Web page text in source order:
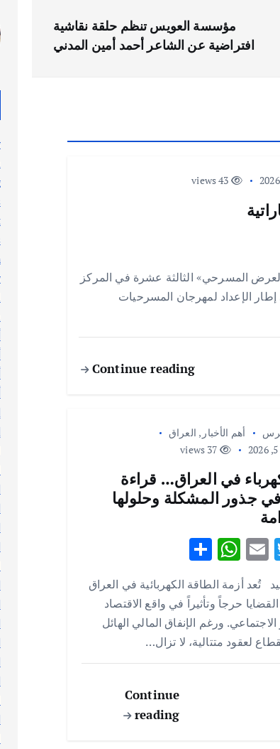
مؤسسة العويس تنظم حلقة نقاشية
افتراضية عن الشاعر أحمد أمين المدني
المسرحي» الثالثة عشرة في المركز
إطار الإعداد لمهرجان المسرحيات
Continue reading
أهم الأخبار , العراق
في العراق… قراءة
في جذور المشكلة وحلولها
T
w
it
te
r
E
m
ai
l
W
h
at
s
A
p
S
h
ar
e
تُعد أزمة الطاقة الكهربائية في العراق
حرجاً وتأثيراً في واقع الاقتصاد
الاجتماعي. ورغم الإنفاق المالي الهائل
لعقود متتالية، لا تزال…
Continue
reading